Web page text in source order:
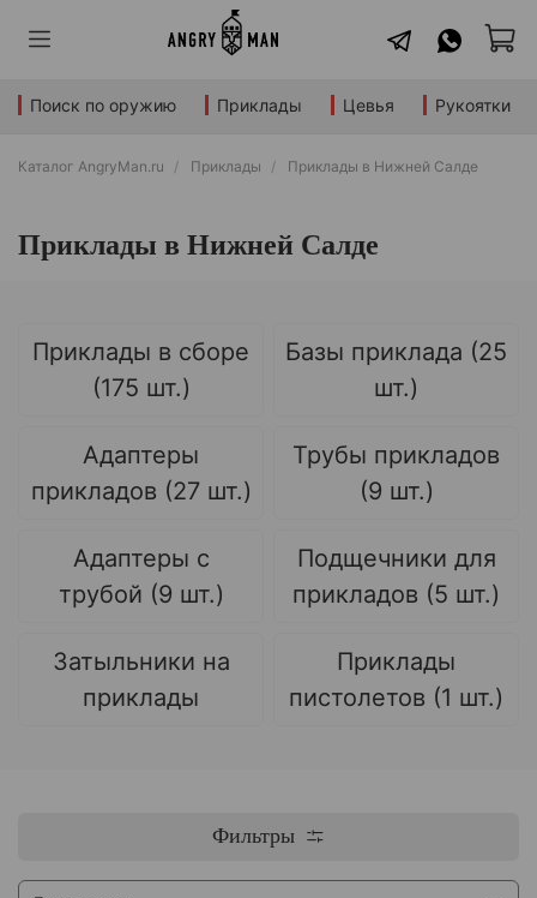
Поиск по оружию Приклады Цевья Рукоятки
Каталог AngryMan.ru Приклады Приклады в Нижней Салде
Приклады в Нижней Салде
Приклады в сборе
(175 шт.)
Базы приклада (25
шт.)
Адаптеры
прикладов (27 шт.)
Трубы прикладов
(9 шт.)
Адаптеры с
трубой (9 шт.)
Подщечники для
прикладов (5 шт.)
Затыльники на
приклады
Приклады
пистолетов (1 шт.)
Фильтры